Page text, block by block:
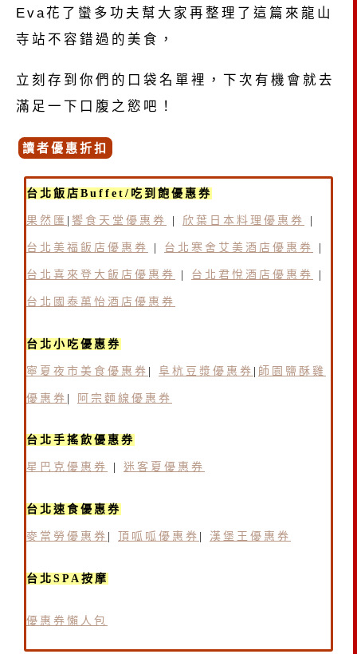
Eva花了蠻多功夫幫大家再整理了這篇來龍山
寺站不容錯過的美食，
立刻存到你們的口袋名單裡，下次有機會就去
滿足一下口腹之慾吧！
讀者優惠折扣
台北飯店Buffet/吃到飽優惠券
果然匯 饗食天堂優惠券 欣葉日本料理優惠券
台北美福飯店優惠券 台北寒舍艾美酒店優惠券
台北喜來登大飯店優惠券 台北君悅酒店優惠券
台北國泰萬怡酒店優惠券
台北小吃優惠券
寧夏夜市美食優惠券 | 阜杭豆漿優惠券 | 師園鹽酥雞
優惠券 | 阿宗麵線優惠券
台北手搖飲優惠券
星巴克優惠券 迷客夏優惠券
台北速食優惠券
麥當勞優惠券 頂呱呱優惠券 漢堡王優惠券
台北SPA按摩
優惠券懶人包